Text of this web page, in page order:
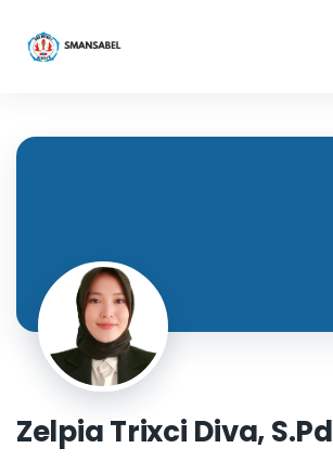
Zelpia Trixci Diva, S.Pd